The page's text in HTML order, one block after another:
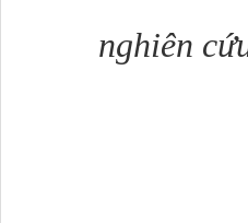
nghiên